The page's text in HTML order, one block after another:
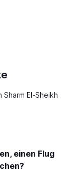
El-Sheikh
einen Flug